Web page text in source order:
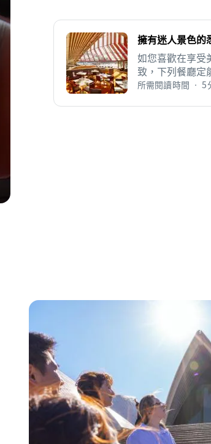
擁有迷人景色的
如您喜歡在享受
致，下列餐廳定
所需閱讀時間 • 5